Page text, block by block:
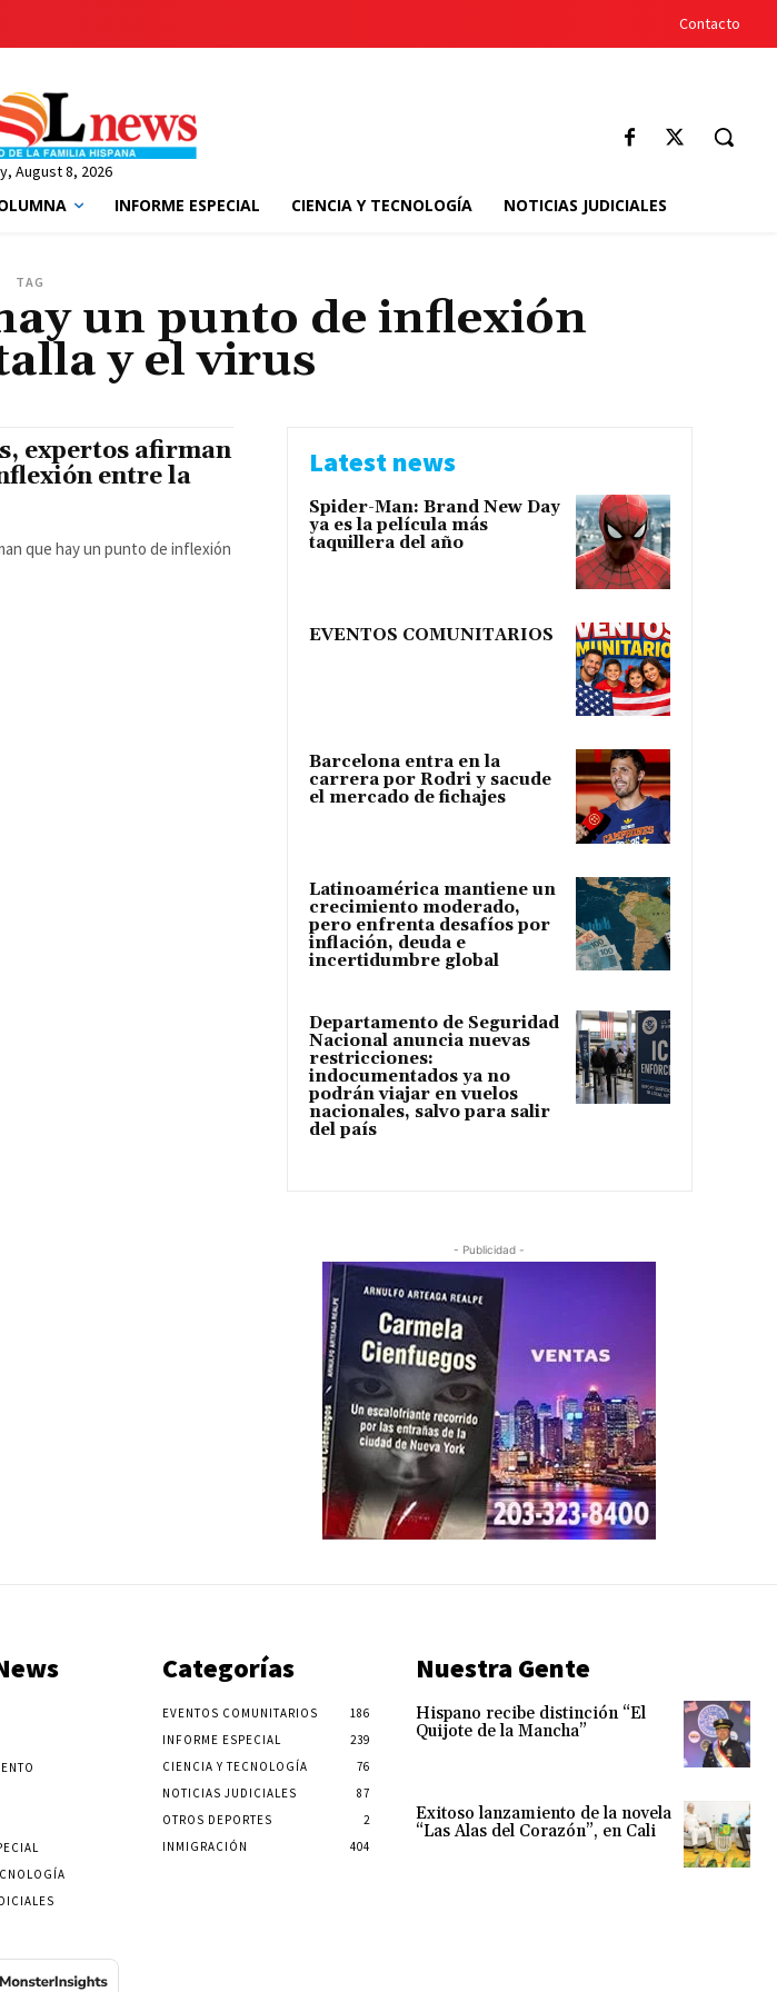
Contacto
August 8, 2026
INFORME ESPECIAL CIENCIA Y TECNOLOGÍA NOTICIAS JUDICIALES
TAG
un punto de inflexión
y el virus
expertos afirman
entre la
que hay un punto de inflexión
Latest news
Spider-Man: Brand New Day
ya es la película más
taquillera del año
EVENTOS COMUNITARIOS
Barcelona entra en la
carrera por Rodri y sacude
el mercado de fichajes
Latinoamérica mantiene un
crecimiento moderado,
pero enfrenta desafíos por
inflación, deuda e
incertidumbre global
Departamento de Seguridad
Nacional anuncia nuevas
restricciones:
indocumentados ya no
podrán viajar en vuelos
nacionales, salvo para salir
del país
- Publicidad -
Categorías
EVENTOS COMUNITARIOS
186
INFORME ESPECIAL
239
CIENCIA Y TECNOLOGÍA
76
NOTICIAS JUDICIALES
87
OTROS DEPORTES
2
INMIGRACIÓN
404
Nuestra Gente
Hispano recibe distinción “El
Quijote de la Mancha”
Exitoso lanzamiento de la novela
“Las Alas del Corazón”, en Cali